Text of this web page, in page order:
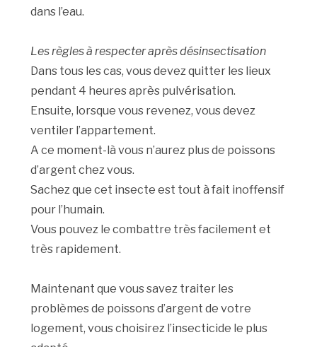
dans l’eau.
Les règles à respecter après désinsectisation
Dans tous les cas, vous devez quitter les lieux
pendant 4 heures après pulvérisation.
Ensuite, lorsque vous revenez, vous devez
ventiler l’appartement.
A ce moment-là vous n’aurez plus de poissons
d’argent chez vous.
Sachez que cet insecte est tout à fait inoffensif
pour l’humain.
Vous pouvez le combattre très facilement et
très rapidement.
Maintenant que vous savez traiter les
problèmes de poissons d’argent de votre
logement, vous choisirez l’insecticide le plus